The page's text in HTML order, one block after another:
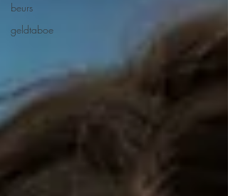
beurs
geldtaboe